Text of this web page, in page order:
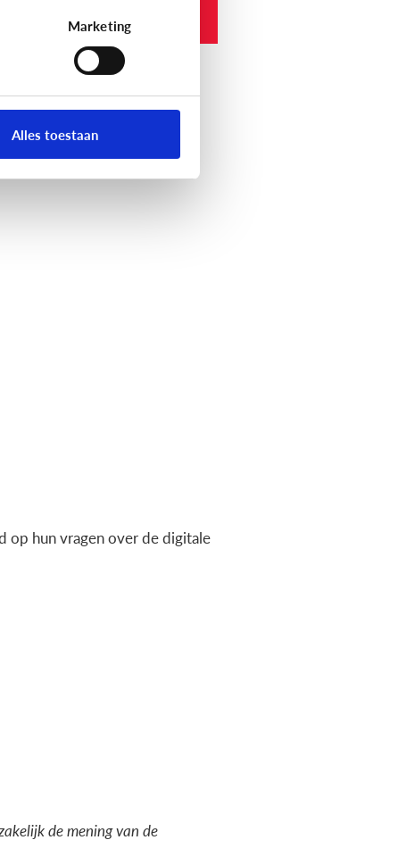
Marketing
Alles toestaan
op hun vragen over de digitale
de mening van de